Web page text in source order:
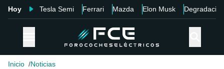
Hoy Tesla Semi Ferrari Mazda Elon Musk Degradación
Inicio Noticias